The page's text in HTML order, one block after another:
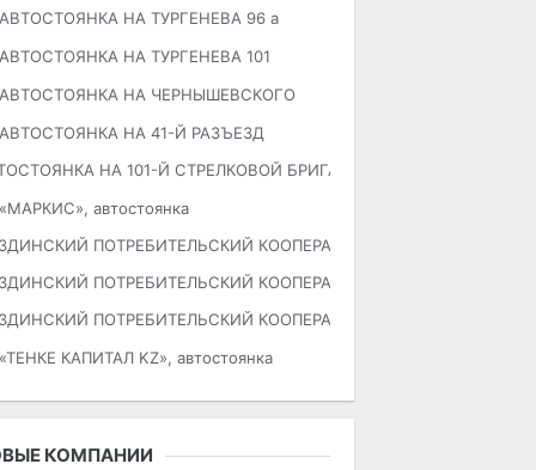
АВТОСТОЯНКА НА ТУРГЕНЕВА 96 а
АВТОСТОЯНКА НА ТУРГЕНЕВА 101
АВТОСТОЯНКА НА ЧЕРНЫШЕВСКОГО
АВТОСТОЯНКА НА 41-Й РАЗЪЕЗД
НА 101-Й СТРЕЛКОВОЙ БРИГАДЫ
«МАРКИС», автостоянка
ПОТРЕБИТЕЛЬСКИЙ КООПЕРАТИВ №6
ПОТРЕБИТЕЛЬСКИЙ КООПЕРАТИВ №7
ПОТРЕБИТЕЛЬСКИЙ КООПЕРАТИВ №8
«ТЕНКЕ КАПИТАЛ KZ», автостоянка
КОМПАНИИ